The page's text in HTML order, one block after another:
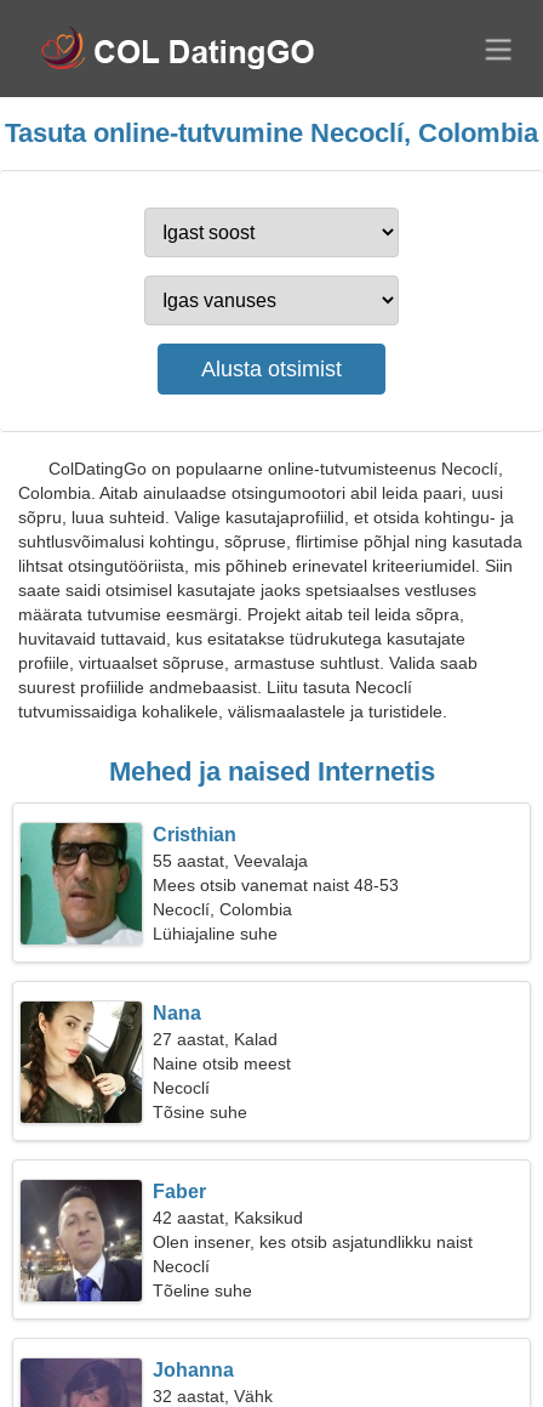
Tasuta online-tutvumine Necoclí, Colombia
ColDatingGo on populaarne online-tutvumisteenus Necoclí,
Colombia. Aitab ainulaadse otsingumootori abil leida paari, uusi
sõpru, luua suhteid. Valige kasutajaprofiilid, et otsida kohtingu- ja
suhtlusvõimalusi kohtingu, sõpruse, flirtimise põhjal ning kasutada
lihtsat otsingutööriista, mis põhineb erinevatel kriteeriumidel. Siin
saate saidi otsimisel kasutajate jaoks spetsiaalses vestluses
määrata tutvumise eesmärgi. Projekt aitab teil leida sõpra,
huvitavaid tuttavaid, kus esitatakse tüdrukutega kasutajate
profiile, virtuaalset sõpruse, armastuse suhtlust. Valida saab
suurest profiilide andmebaasist. Liitu tasuta Necoclí
tutvumissaidiga kohalikele, välismaalastele ja turistidele.
Mehed ja naised Internetis
Cristhian
55 aastat, Veevalaja
Mees otsib vanemat naist 48-53
Necoclí, Colombia
Lühiajaline suhe
Nana
27 aastat, Kalad
Naine otsib meest
Necoclí
Tõsine suhe
Faber
42 aastat, Kaksikud
Olen insener, kes otsib asjatundlikku naist
Necoclí
Tõeline suhe
Johanna
32 aastat, Vähk